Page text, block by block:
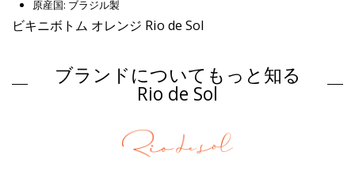
原産国: ブラジル製
ビキニボトム オレンジ Rio de Sol
組成物: 84% Polyamide, 16% Elastane - OEKO-TEX - Chlorine
Resistant
裏地: 84% Polyamide, 16% Elastane - Oeko-Tex
商品情報
部門: ウィメンズ, ビキニボトム
ブランドについてもっと知る
Rio de Sol